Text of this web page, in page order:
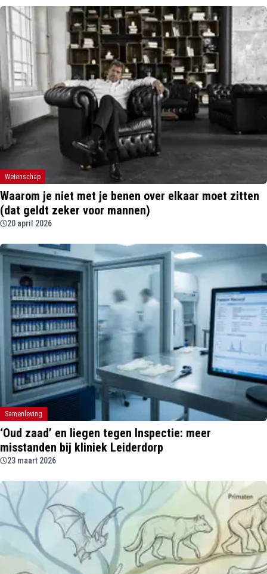
Wetenschap
Waarom je niet met je benen over elkaar moet zitten
(dat geldt zeker voor mannen)
20 april 2026
Samenleving
‘Oud zaad’ en liegen tegen Inspectie: meer
misstanden bij kliniek Leiderdorp
23 maart 2026